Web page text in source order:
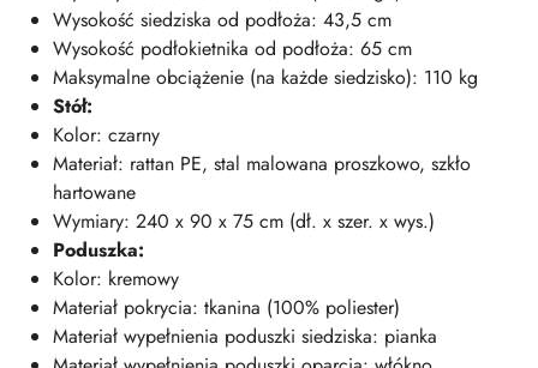
Wysokość siedziska od podłoża: 43,5 cm
Wysokość podłokietnika od podłoża: 65 cm
Maksymalne obciążenie (na każde siedzisko): 110 kg
Stół:
Kolor: czarny
Materiał: rattan PE, stal malowana proszkowo, szkło
hartowane
Wymiary: 240 x 90 x 75 cm (dł. x szer. x wys.)
Poduszka:
Kolor: kremowy
Materiał pokrycia: tkanina (100% poliester)
Materiał wypełnienia poduszki siedziska: pianka